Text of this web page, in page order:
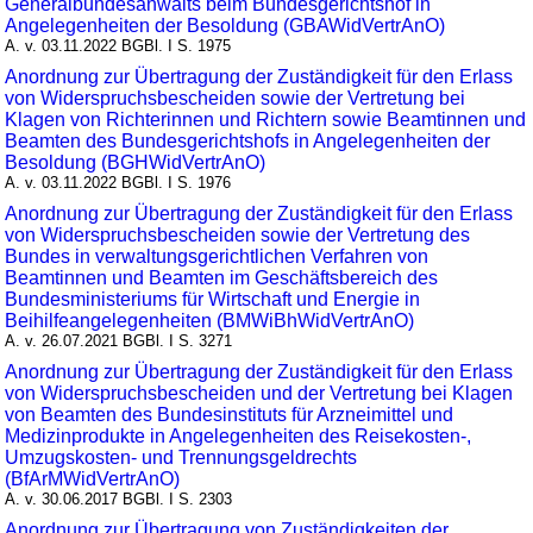
Generalbundesanwalts beim Bundesgerichtshof in
Angelegenheiten der Besoldung (GBAWidVertrAnO)
A. v. 03.11.2022 BGBl. I S. 1975
Anordnung zur Übertragung der Zuständigkeit für den Erlass
von Widerspruchsbescheiden sowie der Vertretung bei
Klagen von Richterinnen und Richtern sowie Beamtinnen und
Beamten des Bundesgerichtshofs in Angelegenheiten der
Besoldung (BGHWidVertrAnO)
A. v. 03.11.2022 BGBl. I S. 1976
Anordnung zur Übertragung der Zuständigkeit für den Erlass
von Widerspruchsbescheiden sowie der Vertretung des
Bundes in verwaltungsgerichtlichen Verfahren von
Beamtinnen und Beamten im Geschäftsbereich des
Bundesministeriums für Wirtschaft und Energie in
Beihilfeangelegenheiten (BMWiBhWidVertrAnO)
A. v. 26.07.2021 BGBl. I S. 3271
Anordnung zur Übertragung der Zuständigkeit für den Erlass
von Widerspruchsbescheiden und der Vertretung bei Klagen
von Beamten des Bundesinstituts für Arzneimittel und
Medizinprodukte in Angelegenheiten des Reisekosten-,
Umzugskosten- und Trennungsgeldrechts
(BfArMWidVertrAnO)
A. v. 30.06.2017 BGBl. I S. 2303